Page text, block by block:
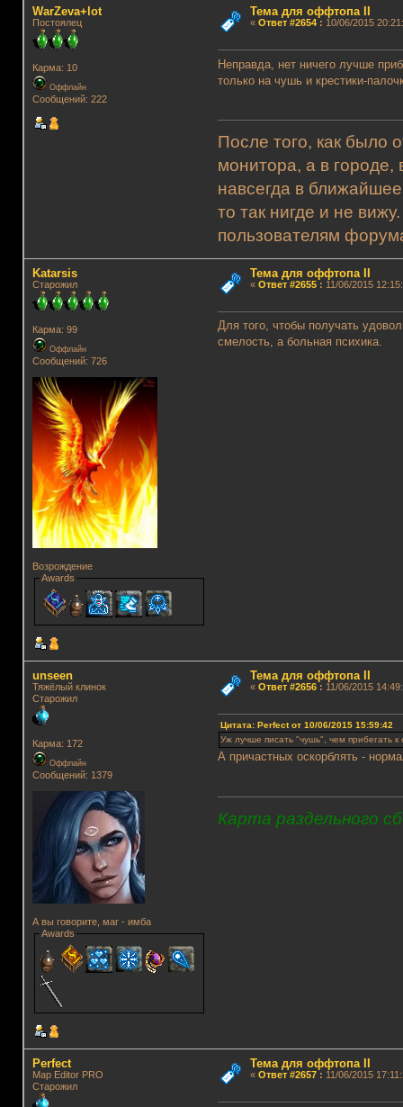
WarZeva+lot
Постоялец
Карма: 10
Оффлайн
Сообщений: 222
Тема для оффтопа II
« Ответ #2654: 10/06/2015
Неправда, нет ничего лучше
только на чушь и крестики-
После того, как было
монитора, а в
навсегда в
то так нигде и не
пользователям
Katarsis
Старожил
Карма: 99
Оффлайн
Сообщений: 726
Возрождение
Awards
Тема для оффтопа II
« Ответ #2655: 11/06/2015
Для того, чтобы получать
смелость, а больная психика.
unseen
Тяжёлый клинок
Старожил
Карма: 172
Оффлайн
Сообщений: 1379
А вы говорите, маг - имба
Awards
Тема для оффтопа II
« Ответ #2656: 11/06/2015
Цитата: Perfect от 10/06/2015 15:59:42
Уж лучше писать "чушь", чем прибегать
А причастных оскорблять -
Карта раздельного
Perfect
Map Editor PRO
Старожил
Тема для оффтопа II
« Ответ #2657: 11/06/2015